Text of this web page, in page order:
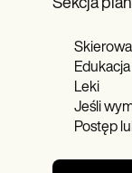
Sekcja
Leki
Jeśli
Postęp